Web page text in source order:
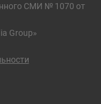
СМИ № 1070 от
Group»